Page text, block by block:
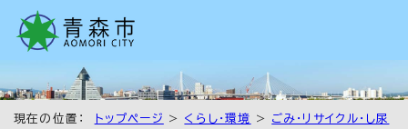
現在の位置： トップページ > くらし・環境 > ごみ・リサイクル・し尿